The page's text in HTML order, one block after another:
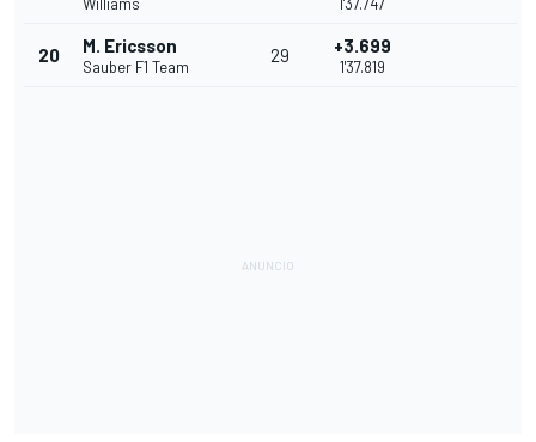
20 M. Ericsson
Sauber F1 Team
29 +3.699
1'37.819